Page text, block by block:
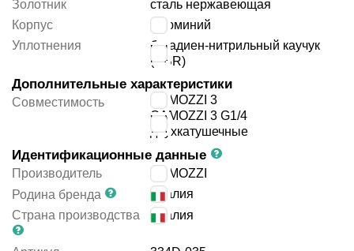
Золотник
сталь нержавеющая
Корпус
алюминий
Уплотнения
бутадиен-нитрильный каучук
(NBR)
Дополнительные характеристики
Совместимость
CAMOZZI 3
CAMOZZI 3 G1/4
двухкатушечные
Идентификационные данные
Производитель
CAMOZZI
Родина бренда
Италия
Страна производства
Италия